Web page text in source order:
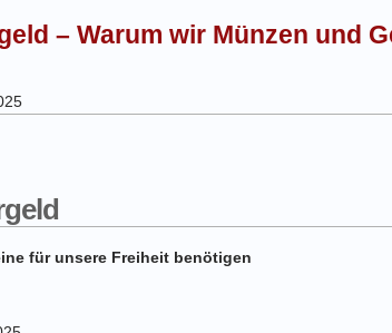
– Warum wir Münzen und
für unsere Freiheit benötigen